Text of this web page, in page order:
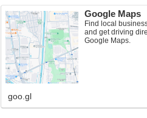
Google Maps
Find local
and get driving
Google Maps.
goo.gl